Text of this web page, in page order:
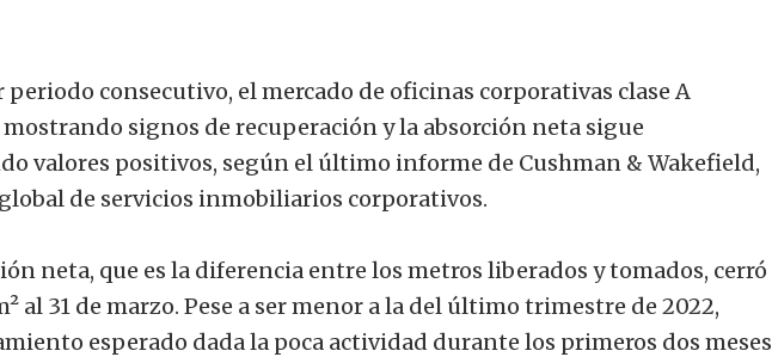
periodo consecutivo, el mercado de oficinas corporativas clase A
signos de recuperación y la absorción neta sigue
valores positivos, según el último informe de Cushman & Wakefield,
de servicios inmobiliarios corporativos.
neta, que es la diferencia entre los metros liberados y tomados, cerró
al 31 de marzo. Pese a ser menor a la del último trimestre de 2022,
esperado dada la poca actividad durante los primeros dos meses